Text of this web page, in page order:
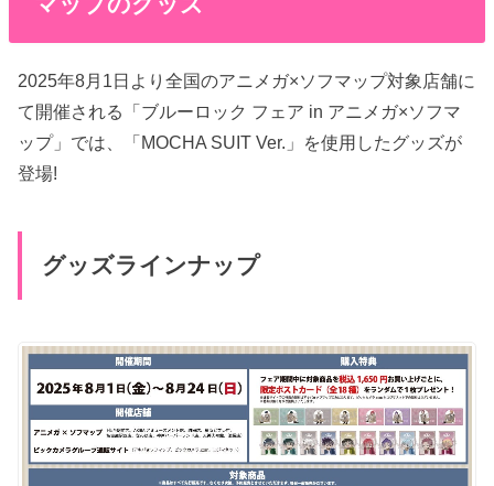
2025年8月1日より全国のアニメガ×ソフマップ対象店舗に
て開催される「ブルーロック フェア in アニメガ×ソフマ
ップ」では、「MOCHA SUIT Ver.」を使用したグッズが
登場!
グッズラインナップ